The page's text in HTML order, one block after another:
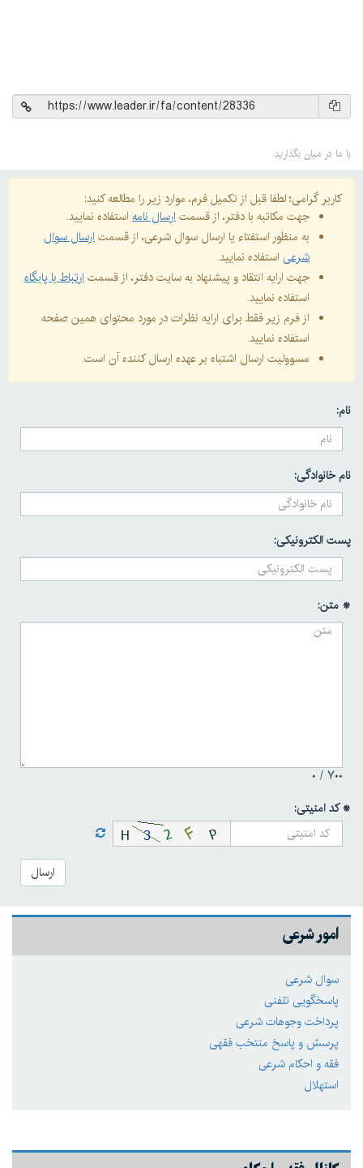
با ما در میان بگذارید
کاربر گرامی؛ لطفا قبل از تکمیل فرم، موارد زیر را مطالعه کنید:
جهت مکاتبه با دفتر، از قسمتارسال نامه استفاده نمایید.
به منظور استفتاء یا ارسال سوال شرعی، از قسمتارسال سوال
شرعی استفاده نمایید.
جهت ارایه انتقاد و پیشنهاد به سایت دفتر، از قسمتارتباط با پایگاه
استفاده نمایید.
از فرم زیر فقط برای ارایه نظرات در مورد محتوای همین صفحه
استفاده نمایید.
مسوولیت ارسال اشتباه بر عهده ارسال کننده آن است.
نام:
نام خانوادگی:
پست الکترونیکی:
* متن:
۷۰۰ /
۰
* کد امنیتی:
ارسال
امور شرعی
سوال شرعی
پاسخگویی تلفنی
پرداخت وجوهات شرعی
پرسش و پاسخ منتخب فقهی
فقه و احکام شرعی
استهلال